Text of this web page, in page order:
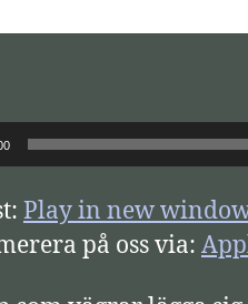
Play in new
på oss via: